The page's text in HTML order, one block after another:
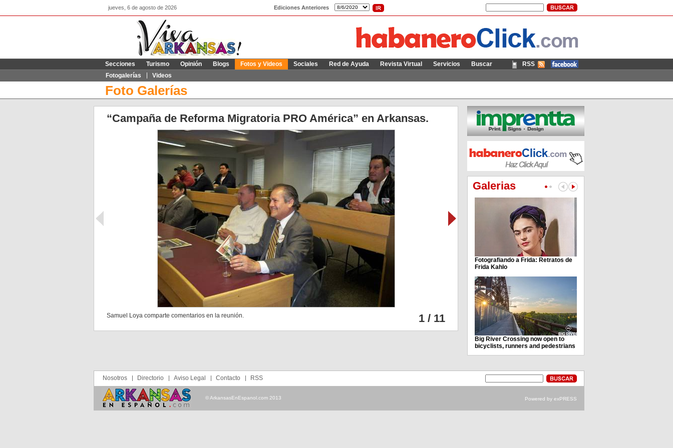
jueves, 6 de agosto de 2026 Ediciones Anteriores
Secciones Turismo Opinión Blogs
Fotos y Videos
Fotogalerías
Videos
Sociales Red de Ayuda Revista Virtual Servicios Buscar
RSS
Foto Galerías
“Campaña de Reforma Migratoria PRO América” en Arkansas.
1 / 11
Samuel Loya comparte comentarios en la reunión.
Galerias
Fotografiando a Frida: Retratos de
Frida Kahlo
Big River Crossing now open to
bicyclists, runners and pedestrians
Nosotros Directorio Aviso Legal Contacto RSS
© ArkansasEnEspanol.com 2013 Powered by exPRESS